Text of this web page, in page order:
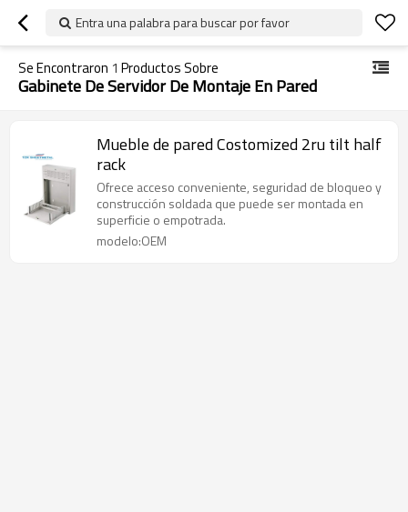
Entra una palabra para buscar por favor
Se Encontraron 1 Productos Sobre
Gabinete De Servidor De Montaje En Pared
Mueble de pared Costomized 2ru tilt half
rack
Ofrece acceso conveniente, seguridad de bloqueo y
construcción soldada que puede ser montada en
superficie o empotrada.
modelo:OEM